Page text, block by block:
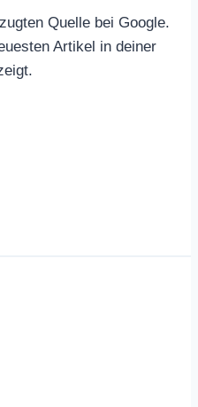
Quelle bei Google.
Artikel in deiner